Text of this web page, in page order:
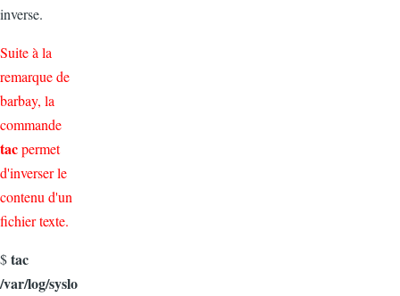
inverse.
Suite à la
remarque de
barbay, la
commande
tacpermet
d'inverser le
contenu d'un
fichier texte.
$tac
/var/log/syslo